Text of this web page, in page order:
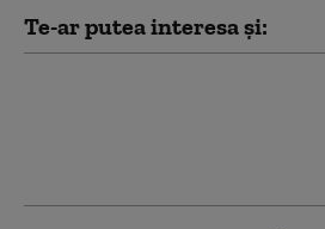
Te-ar putea interesa și: